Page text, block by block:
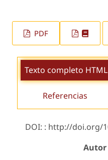
PDF
Texto completo HTML
Referencias
DOI: : http://doi.org/